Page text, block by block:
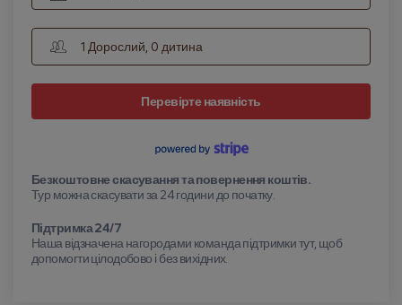
1 Дорослий, 0 дитина
Перевірте наявність
Безкоштовне скасування та повернення коштів.
Тур можна скасувати за 24 години до початку.
Підтримка 24/7
Наша відзначена нагородами команда підтримки тут, щоб
допомогти цілодобово і без вихідних.